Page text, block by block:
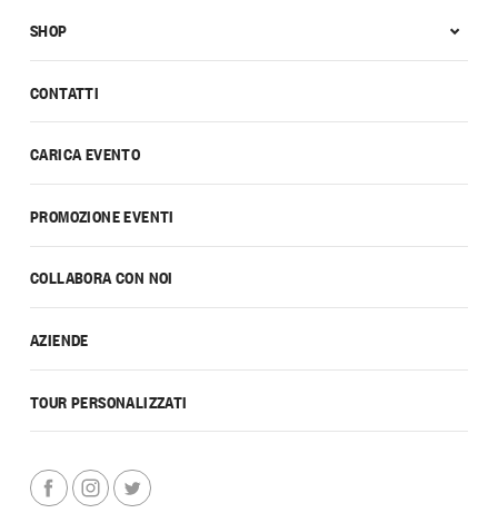
CONTATTI
CARICA EVENTO
PROMOZIONE EVENTI
COLLABORA CON NOI
AZIENDE
TOUR PERSONALIZZATI
SHOP